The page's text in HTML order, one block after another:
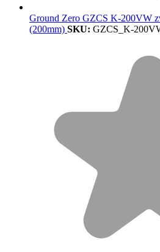
Ground Zero GZCS K-200VW
(200mm) SKU: GZCS_K-